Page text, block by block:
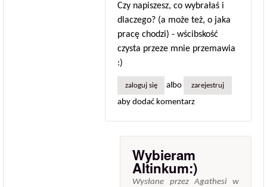
Czy napiszesz, co wybrałaś i
dlaczego? (a może też, o jaka
pracę chodzi) - wścibskość
czysta przeze mnie przemawia
:)
zaloguj się albo zarejestruj
aby dodać komentarz
Wybieram
Altinkum:)
Wysłane przezAgathesi w